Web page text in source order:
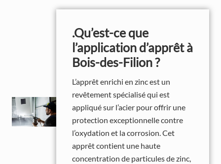
.Qu’est-ce que
l’application d’apprêt à
Bois-des-Filion ?
L’apprêt enrichi en zinc est un
revêtement spécialisé qui est
appliqué sur l’acier pour offrir une
protection exceptionnelle contre
l’oxydation et la corrosion. Cet
apprêt contient une haute
concentration de particules de zinc,